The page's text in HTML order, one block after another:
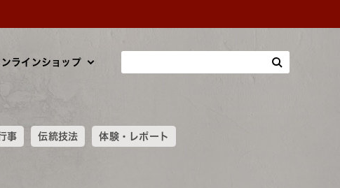
ンラインショップ
事 伝統技法 体験・レポート